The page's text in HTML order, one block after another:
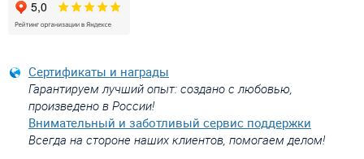
Сертификаты и награды
Гарантируем лучший опыт: создано с любовью,
произведено в России!
Внимательный и заботливый сервис поддержки
Всегда на стороне наших клиентов, помогаем делом!